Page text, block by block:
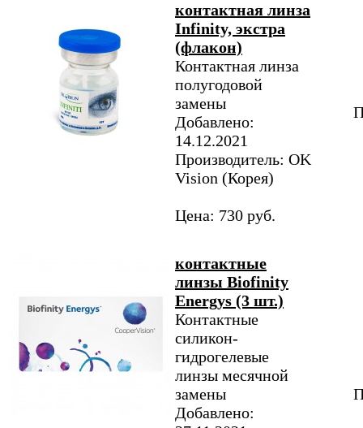
контактная линза
Infinity, экстра
(флакон)
Контактная линза
полугодовой
замены
Добавлено:
14.12.2021
Производитель: OK
Vision (Корея)
Цена: 730 руб.
контактные
линзы Biofinity
Energys (3 шт.)
Контактные
силикон-
гидрогелевые
линзы месячной
замены
Добавлено: